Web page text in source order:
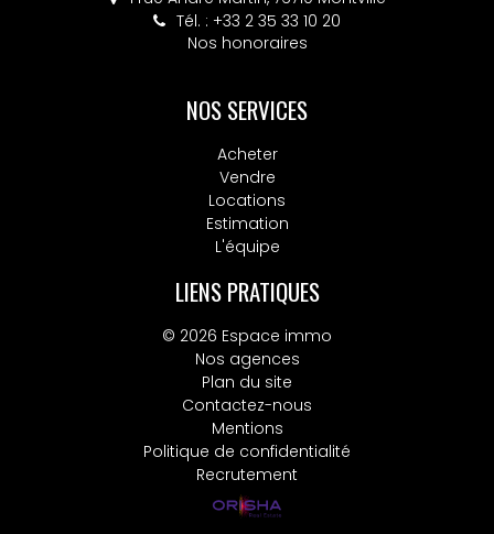
Tél. : +33 2 35 33 10 20
Nos honoraires
NOS SERVICES
Acheter
Vendre
Locations
Estimation
L'équipe
LIENS PRATIQUES
© 2026 Espace immo
Nos agences
Plan du site
Contactez-nous
Mentions
Politique de confidentialité
Recrutement